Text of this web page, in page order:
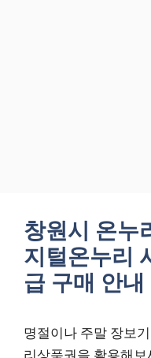
창원시 온누
지털온누리
급 구매 안내
명절이나 주말 장보